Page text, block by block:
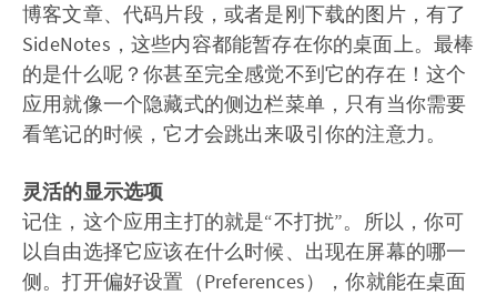
博客文章、代码片段，或者是刚下载的图片，有了
SideNotes，这些内容都能暂存在你的桌面上。最棒
的是什么呢？你甚至完全感觉不到它的存在！这个
应用就像一个隐藏式的侧边栏菜单，只有当你需要
看笔记的时候，它才会跳出来吸引你的注意力。
灵活的显示选项
记住，这个应用主打的就是“不打扰”。所以，你可
以自由选择它应该在什么时候、出现在屏幕的哪一
侧。打开偏好设置（Preferences），你就能在桌面